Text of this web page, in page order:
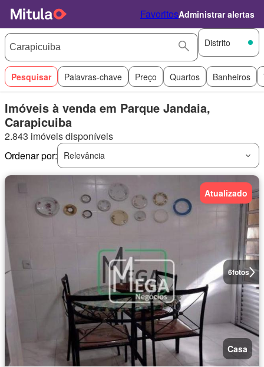
FavoritosAdministrar alertas
Distrito
Pesquisar Palavras-chave Preço Quartos Banheiros
Imóveis à venda em Parque Jandaia,
Carapicuiba
2.843 imóveis disponíveis
Ordenar por:
Relevância
6fotos
Atualizado
Casa